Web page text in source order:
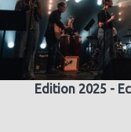
Edition 2025 -